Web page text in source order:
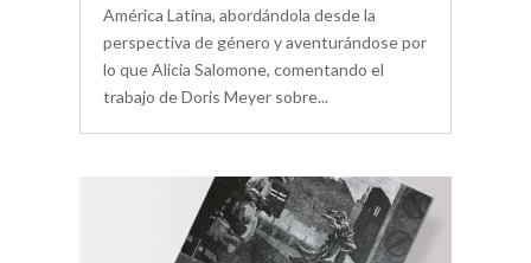
América Latina, abordándola desde la
perspectiva de género y aventurándose por
lo que Alicia Salomone, comentando el
trabajo de Doris Meyer sobre...